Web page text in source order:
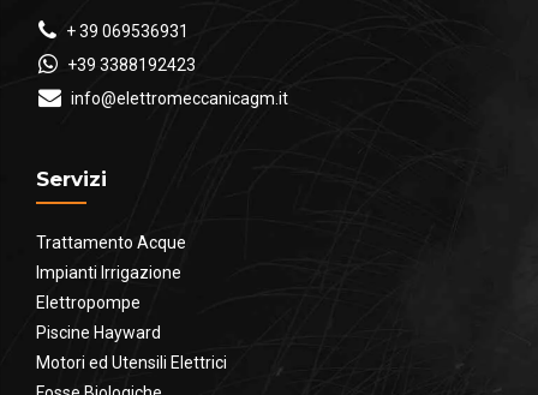
+ 39 069536931
+39 3388192423
info@elettromeccanicagm.it
Servizi
Trattamento Acque
Impianti Irrigazione
Elettropompe
Piscine Hayward
Motori ed Utensili Elettrici